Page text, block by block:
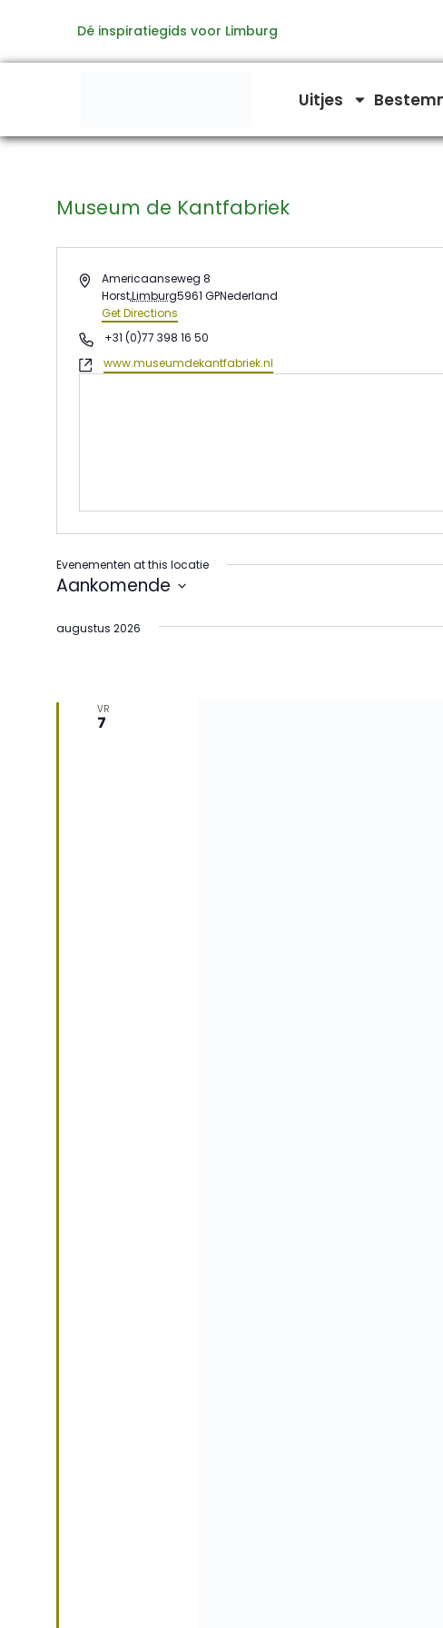
de
Dé inspiratiegids voor Limburg
Uitjes
Museum de Kantfabriek
AddressAmericaanseweg 8
Horst,Limburg5961 GPNederland
Get Directions
Phone+31 (0)77 398 16 50
Websitewww.museumdekantfabriek.nl
Evenementen at this locatie
Aankomende
een
augustus 2026
VR
7